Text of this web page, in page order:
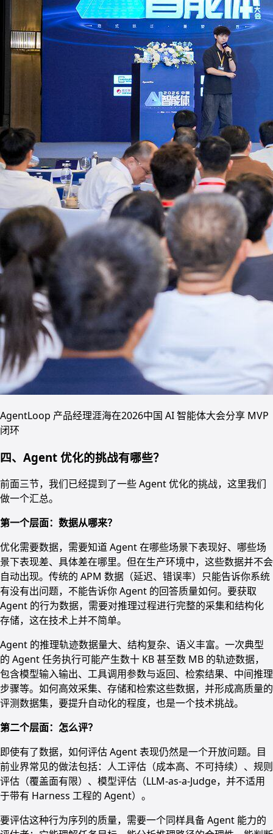
AgentLoop 产品经理涯海在2026中国 AI 智能体大会分享 MVP
闭环
四、Agent 优化的挑战有哪些？
前面三节，我们已经提到了一些 Agent 优化的挑战，这里我们
做一个汇总。
第一个层面：数据从哪来？
优化需要数据，需要知道 Agent 在哪些场景下表现好、哪些场
景下表现差、具体差在哪里。但在生产环境中，这些数据并不会
自动出现。传统的 APM 数据（延迟、错误率）只能告诉你系统
有没有出问题，不能告诉你 Agent 的回答质量如何。要获取
Agent 的行为数据，需要对推理过程进行完整的采集和结构化
存储，这在技术上并不简单。
Agent 的推理轨迹数据量大、结构复杂、语义丰富。一次典型
的 Agent 任务执行可能产生数十 KB 甚至数 MB 的轨迹数据，
包含模型输入输出、工具调用参数与返回、检索结果、中间推理
步骤等。如何高效采集、存储和检索这些数据，并形成高质量的
评测数据集，要提升自动化的程度，也是一个技术挑战。
第二个层面：怎么评？
即使有了数据，如何评估 Agent 表现仍然是一个开放问题。目
前业界常见的做法包括：人工评估（成本高、不可持续）、规则
评估（覆盖面有限）、模型评估（LLM-as-a-Judge，并不适用
于带有 Harness 工程的 Agent）。
要评估这种行为序列的质量，需要一个同样具备 Agent 能力的